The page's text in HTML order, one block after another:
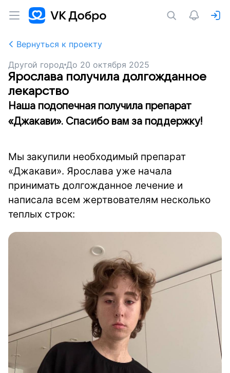
Вернуться к проекту
Другой город До 20 октября 2025
Ярослава получила долгожданное
лекарство
Наша подопечная получила препарат
«Джакави». Спасибо вам за поддержку!
Мы закупили необходимый препарат
«Джакави». Ярослава уже начала
принимать долгожданное лечение и
написала всем жертвователям несколько
теплых строк: